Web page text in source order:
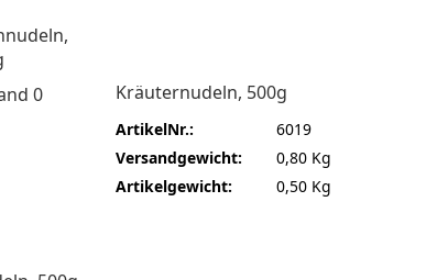
Kräuternudeln, 500g
ArtikelNr.:
6019
Versandgewicht:
0,80 Kg
Artikelgewicht:
0,50 Kg